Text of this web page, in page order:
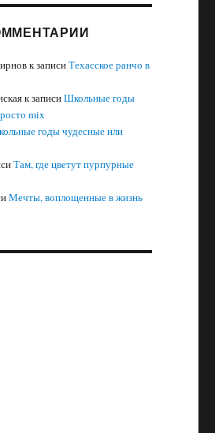
к записиТехасское ранчо в
к записиШкольные годы
mix
годы чудесные или
Там, где цветут пурпурные
Мечты, воплощенные в жизнь